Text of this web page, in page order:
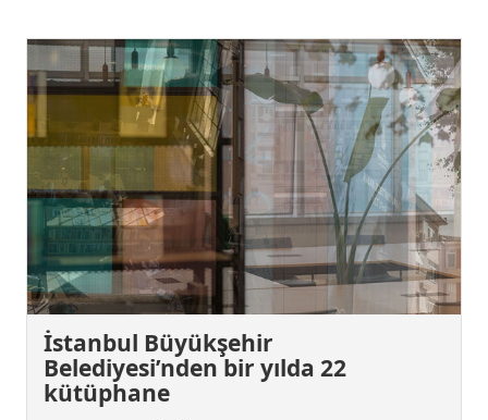
İstanbul Büyükşehir
Belediyesi’nden bir yılda 22
kütüphane